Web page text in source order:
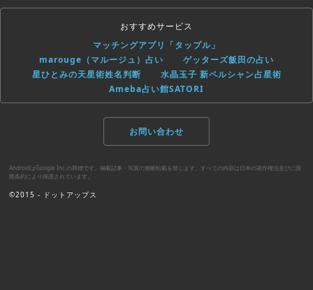
おすすめサービス
マッチングアプリ「タップル」
marouge（マルージュ）占い
ゲッターズ飯田の占い
星ひとみの天星術姓名判断
水晶玉子 新ペルシャン占星術
Ameba占い館SATORI
お問い合わせ
AndroidはGoogle Inc.の商標です。掲載記事・写真の無断転載を禁じます。すべての内容は日本の著作権法並びに国
際条約により保護されています。
©2015 - ドットアップス